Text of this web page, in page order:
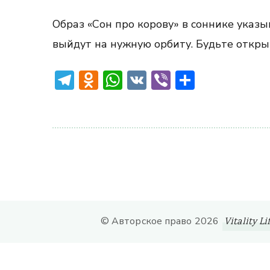
Образ «Сон про корову» в соннике
выйдут на нужную орбиту. Будьте
Telegram
Odnoklassniki
WhatsApp
VKViber
© Авторское право 2026 Vitality